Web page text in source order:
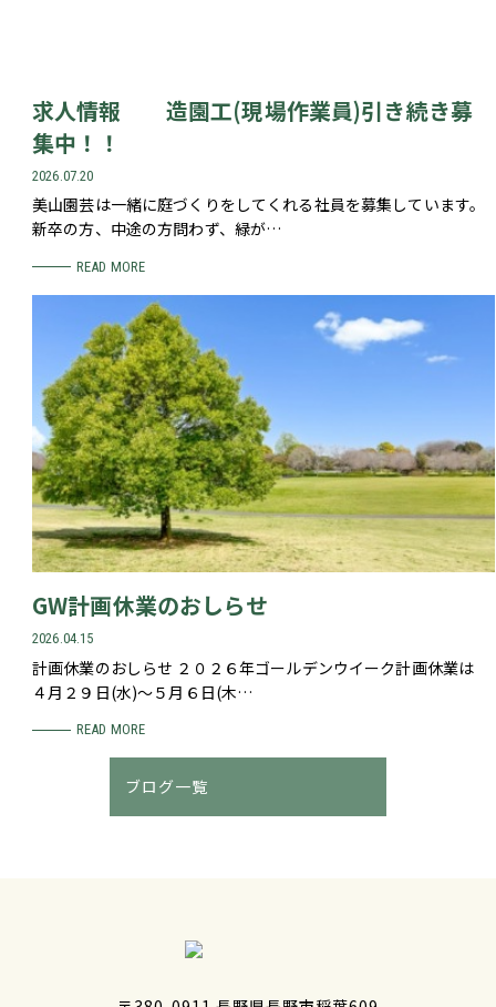
求人情報 造園工(現場作業員)引き続き募
集中！！
2026.07.20
美山園芸は一緒に庭づくりをしてくれる社員を募集しています。
新卒の方、中途の方問わず、緑が…
READ MORE
GW計画休業のおしらせ
2026.04.15
計画休業のおしらせ ２０２６年ゴールデンウイーク計画休業は
４月２９日(水)～５月６日(木…
READ MORE
ブログ一覧